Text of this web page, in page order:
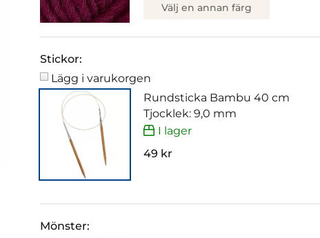
Välj en annan färg
Stickor:
Lägg i varukorgen
Rundsticka Bambu 40 cm
Tjocklek: 9,0 mm
I lager
49 kr
Mönster: